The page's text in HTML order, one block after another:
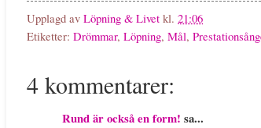
Upplagd av Löpning & Livet kl. 21:06
Etiketter: Drömmar, Löpning, Mål,
4 kommentarer:
Rund är också en form! sa...